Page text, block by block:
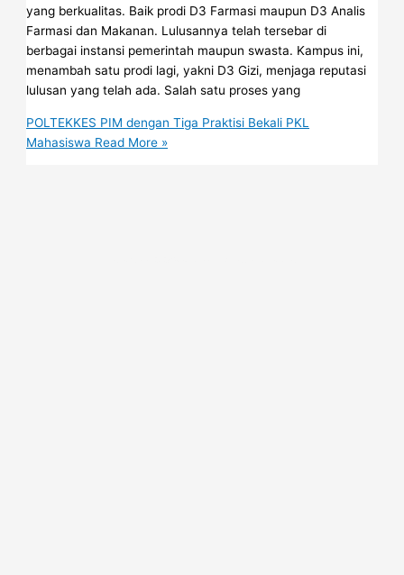
yang berkualitas. Baik prodi D3 Farmasi maupun D3 Analis
Farmasi dan Makanan. Lulusannya telah tersebar di
berbagai instansi pemerintah maupun swasta. Kampus ini,
menambah satu prodi lagi, yakni D3 Gizi, menjaga reputasi
lulusan yang telah ada. Salah satu proses yang
POLTEKKES PIM dengan Tiga Praktisi Bekali PKL
Mahasiswa Read More »